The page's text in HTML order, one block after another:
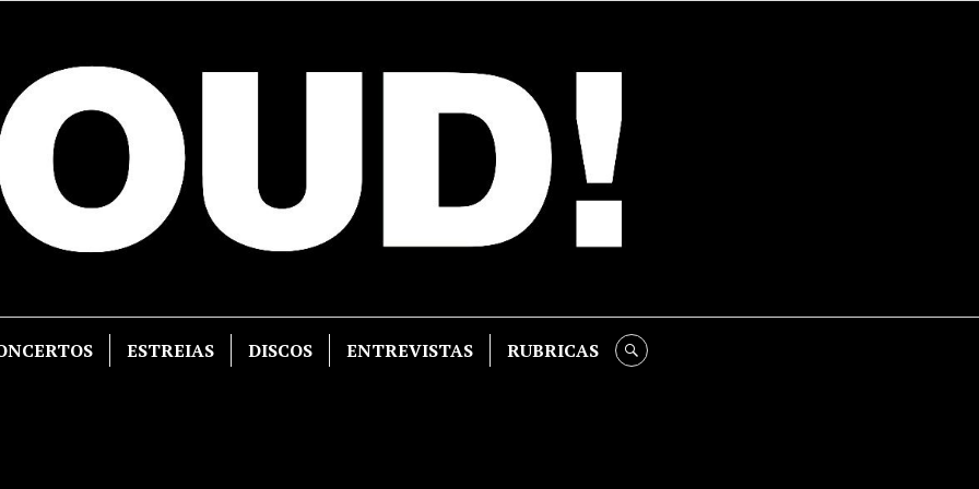
ESTREIAS DISCOS ENTREVISTAS RUBRICAS SEARCH